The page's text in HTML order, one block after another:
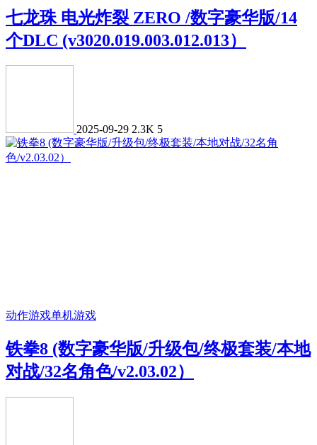
七龙珠 电光炸裂 ZERO /数字豪华版/14
个DLC (v3020.019.003.012.013）
2025-09-29 2.3K 5
动作游戏单机游戏
铁拳8 (数字豪华版/升级包/终极套装/本地
对战/32名角色/v2.03.02）